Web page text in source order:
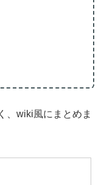
、wiki風にまとめま